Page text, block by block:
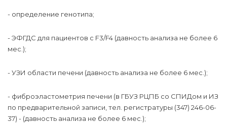
- определение генотипа;
- ЭФГДС для пациентов с F3/F4 (давность анализа не более 6
мес.);
- УЗИ области печени (давность анализа не более 6 мес.);
- фиброэластометрия печени (в ГБУЗ РЦПБ со СПИДом и ИЗ
по предварительной записи, тел. регистратуры (347) 246-06-
37) - (давность анализа не более 6 мес.);